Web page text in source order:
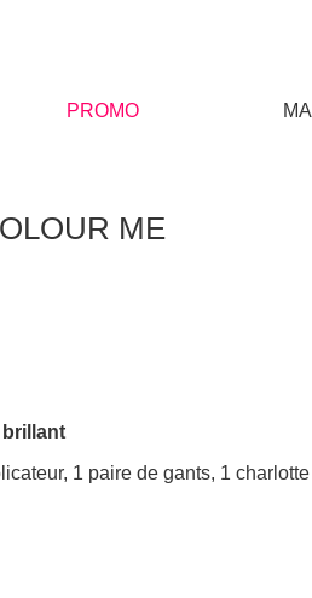
PROMO
ME
brillant
1 paire de gants, 1